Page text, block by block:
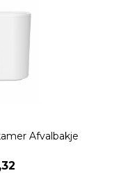
Afvalbakje